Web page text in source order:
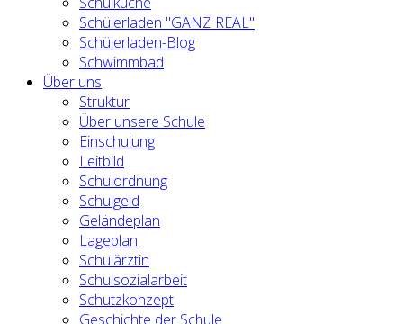
Schülerladen "GANZ REAL"
Schülerladen-Blog
Schwimmbad
Über uns
Struktur
Über unsere Schule
Einschulung
Leitbild
Schulordnung
Schulgeld
Geländeplan
Lageplan
Schulärztin
Schulsozialarbeit
Schutzkonzept
Geschichte der Schule